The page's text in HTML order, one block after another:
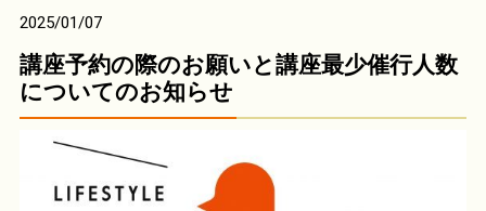
2025/01/07
講座予約の際のお願いと講座最少催行人数
についてのお知らせ